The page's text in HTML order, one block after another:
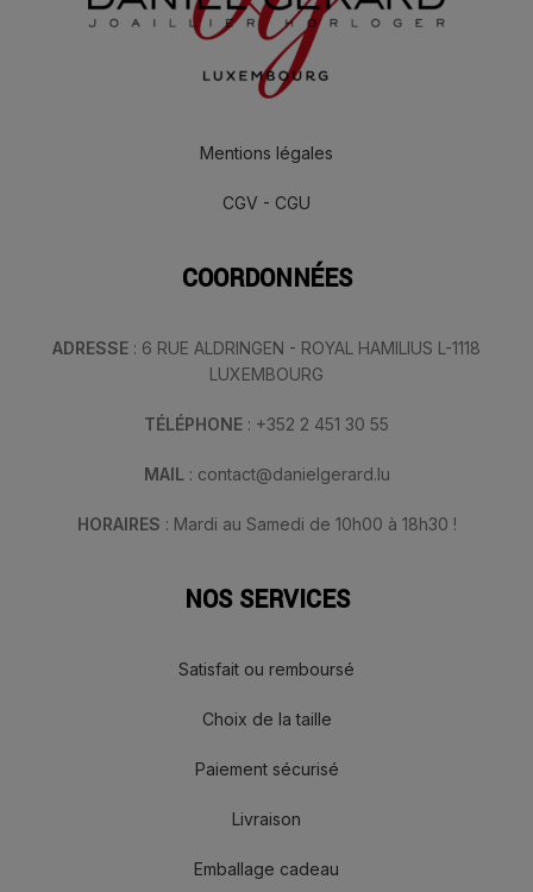
Mentions légales
CGV - CGU
COORDONNÉES
ADRESSE : 6 RUE ALDRINGEN - ROYAL HAMILIUS L-1118
LUXEMBOURG
TÉLÉPHONE : +352 2 451 30 55
MAIL : contact@danielgerard.lu
HORAIRES : Mardi au Samedi de 10h00 à 18h30 !
NOS SERVICES
Satisfait ou remboursé
Choix de la taille
Paiement sécurisé
Livraison
Emballage cadeau